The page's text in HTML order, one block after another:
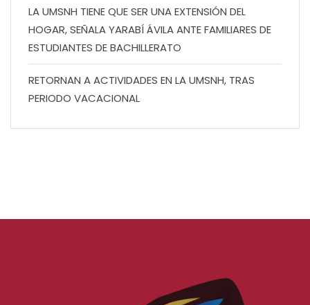
LA UMSNH TIENE QUE SER UNA EXTENSIÓN DEL
HOGAR, SEÑALA YARABÍ ÁVILA ANTE FAMILIARES DE
ESTUDIANTES DE BACHILLERATO
RETORNAN A ACTIVIDADES EN LA UMSNH, TRAS
PERIODO VACACIONAL